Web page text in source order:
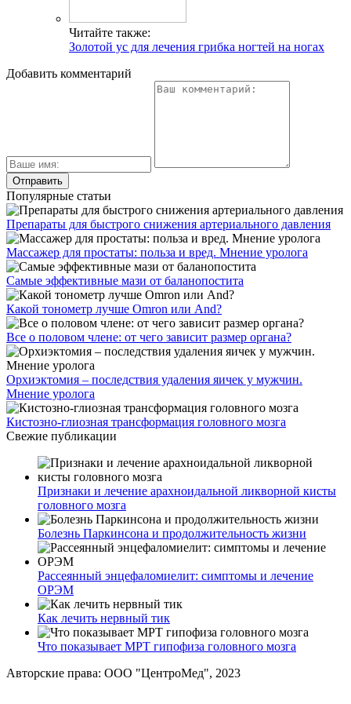
Читайте также:
Золотой ус для лечения грибка ногтей на ногах
Добавить комментарий
Популярные статьи
Препараты для быстрого снижения артериального давления
Массажер для простаты: польза и вред. Мнение уролога
Самые эффективные мази от баланопостита
Какой тонометр лучше Omron или And?
Все о половом члене: от чего зависит размер органа?
Орхиэктомия – последствия удаления яичек у мужчин.
Мнение уролога
Кистозно-глиозная трансформация головного мозга
Свежие публикации
Признаки и лечение арахноидальной ликворной кисты
головного мозга
Болезнь Паркинсона и продолжительность жизни
Рассеянный энцефаломиелит: симптомы и лечение
ОРЭМ
Как лечить нервный тик
Что показывает МРТ гипофиза головного мозга
Авторские права: ООО "ЦентроМед", 2023